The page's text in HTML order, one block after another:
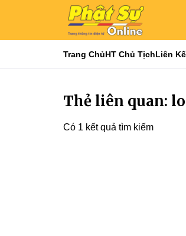
Trang ChủHT Chủ TịchLiên
Thẻ liên quan:
Có 1 kết quả tìm kiếm